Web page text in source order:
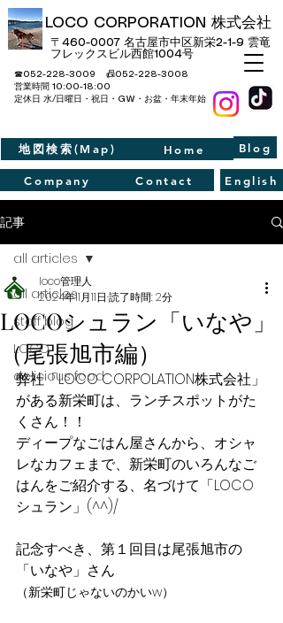
LOCO CORPORATION 株式会社
〒460-0007 名古屋市中区新栄2-1-9​ 雲竜
フレックスビル西館1004号
Home
☎052-228-3009 📠052-228-3008
​営業時間 10:00-18:00
定休日 水/日曜日・祝日・GW・お盆・年末年始
English
Contact
地図検索(Map)
Company
Blog
記事
all articles
staff blog
LOCO
delicious food
all articles
LOCOシュラン「いなや」
（尾張旭市編）
loco管理人
2024年11月11日 読了時間: 2分
弊社「LOCO CORPOLATION株式会社」
がある新栄町は、ランチスポットがた
くさん！！
ディープなごはん屋さんから、オシャ
レなカフェまで、新栄町のいろんなご
はんをご紹介する、名づけて「LOCO
シュラン」(^^)/
記念すべき、第１回目は尾張旭市の
「いなや」さん
（新栄町じゃないのかいw）